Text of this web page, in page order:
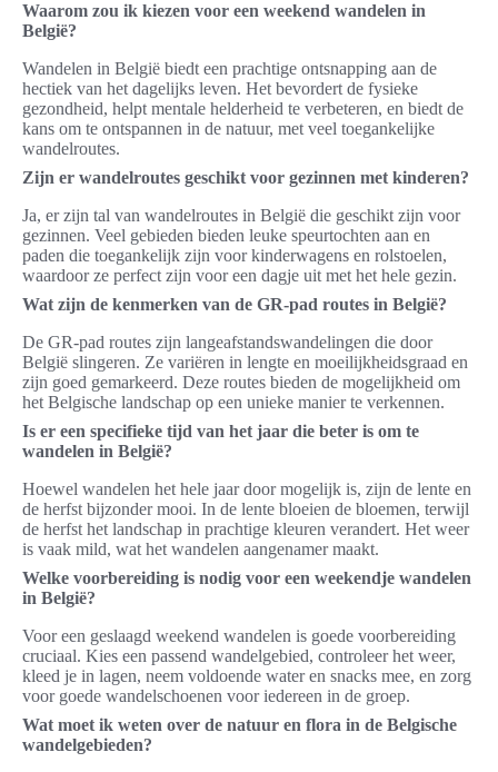
Waarom zou ik kiezen voor een weekend wandelen in
België?
Wandelen in België biedt een prachtige ontsnapping aan de
hectiek van het dagelijks leven. Het bevordert de fysieke
gezondheid, helpt mentale helderheid te verbeteren, en biedt de
kans om te ontspannen in de natuur, met veel toegankelijke
wandelroutes.
Zijn er wandelroutes geschikt voor gezinnen met kinderen?
Ja, er zijn tal van wandelroutes in België die geschikt zijn voor
gezinnen. Veel gebieden bieden leuke speurtochten aan en
paden die toegankelijk zijn voor kinderwagens en rolstoelen,
waardoor ze perfect zijn voor een dagje uit met het hele gezin.
Wat zijn de kenmerken van de GR-pad routes in België?
De GR-pad routes zijn langeafstandswandelingen die door
België slingeren. Ze variëren in lengte en moeilijkheidsgraad en
zijn goed gemarkeerd. Deze routes bieden de mogelijkheid om
het Belgische landschap op een unieke manier te verkennen.
Is er een specifieke tijd van het jaar die beter is om te
wandelen in België?
Hoewel wandelen het hele jaar door mogelijk is, zijn de lente en
de herfst bijzonder mooi. In de lente bloeien de bloemen, terwijl
de herfst het landschap in prachtige kleuren verandert. Het weer
is vaak mild, wat het wandelen aangenamer maakt.
Welke voorbereiding is nodig voor een weekendje wandelen
in België?
Voor een geslaagd weekend wandelen is goede voorbereiding
cruciaal. Kies een passend wandelgebied, controleer het weer,
kleed je in lagen, neem voldoende water en snacks mee, en zorg
voor goede wandelschoenen voor iedereen in de groep.
Wat moet ik weten over de natuur en flora in de Belgische
wandelgebieden?